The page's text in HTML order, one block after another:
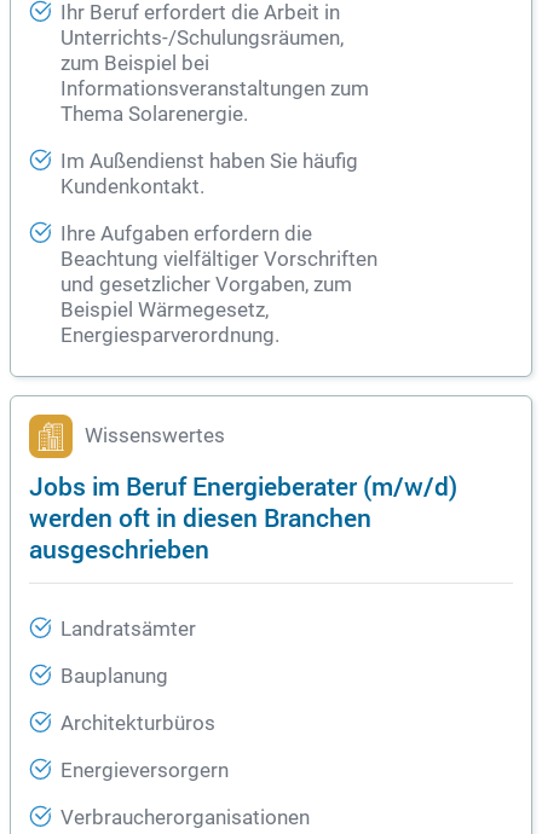
Ihr Beruf erfordert die Arbeit in
Unterrichts-/Schulungsräumen,
zum Beispiel bei
Informationsveranstaltungen zum
Thema Solarenergie.
Im Außendienst haben Sie häufig
Kundenkontakt.
Ihre Aufgaben erfordern die
Beachtung vielfältiger Vorschriften
und gesetzlicher Vorgaben, zum
Beispiel Wärmegesetz,
Energiesparverordnung.
Wissenswertes
Jobs im Beruf Energieberater (m/w/d)
werden oft in diesen Branchen
ausgeschrieben
Landratsämter
Bauplanung
Architekturbüros
Energieversorgern
Verbraucherorganisationen